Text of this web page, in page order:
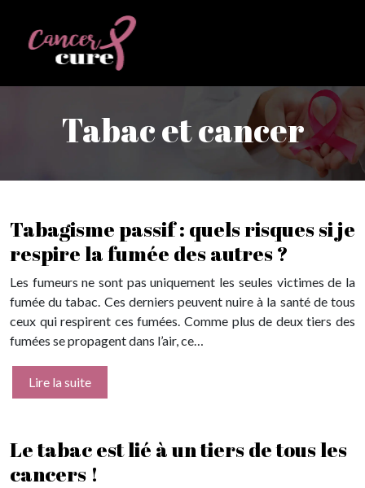
Tabac et cancer
Tabagisme passif : quels risques si je
respire la fumée des autres ?
Les fumeurs ne sont pas uniquement les seules victimes de la
fumée du tabac. Ces derniers peuvent nuire à la santé de tous
ceux qui respirent ces fumées. Comme plus de deux tiers des
fumées se propagent dans l’air, ce…
Lire la suite
Le tabac est lié à un tiers de tous les
cancers !